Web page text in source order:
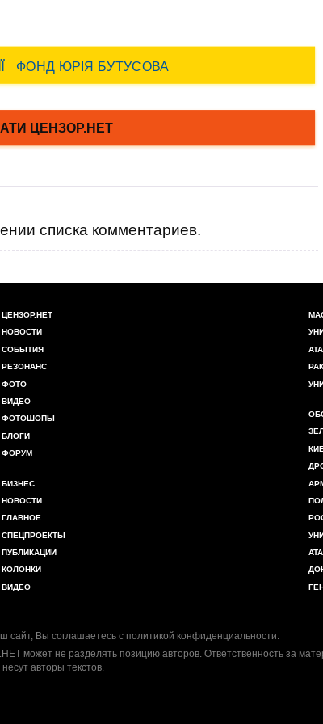
списка комментариев.
ЦЕНЗОР.НЕТ
НОВОСТИ
СОБЫТИЯ
РЕЗОНАНС
ФОТО
ВИДЕО
ФОТОШОПЫ
БЛОГИ
ФОРУМ
БИЗНЕС
НОВОСТИ
ГЛАВНОЕ
СПЕЦПРОЕКТЫ
ПУБЛИКАЦИИ
КОЛОНКИ
ВИДЕО
сайт, Вы соглашаетесь с политикой конфиденциальности.
может не разделять позицию авторов. Ответственность за
авторы текстов.